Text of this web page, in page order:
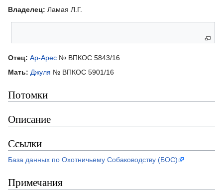
Владелец: Ламая Л.Г.
Отец: Ар-Арес № ВПКОС 5843/16
Мать: Джуля № ВПКОС 5901/16
Потомки
Описание
Ссылки
База данных по Охотничьему Собаководству (БОС)
Примечания